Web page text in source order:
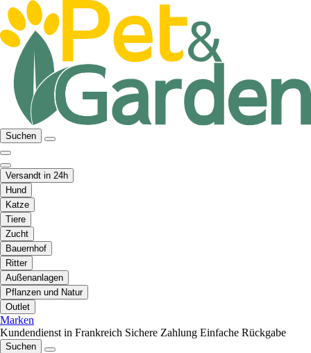
Suchen
Versandt in 24h
Hund
Katze
Tiere
Zucht
Bauernhof
Ritter
Außenanlagen
Pflanzen und Natur
Outlet
Marken
Kundendienst in Frankreich Sichere Zahlung Einfache Rückgabe
Suchen